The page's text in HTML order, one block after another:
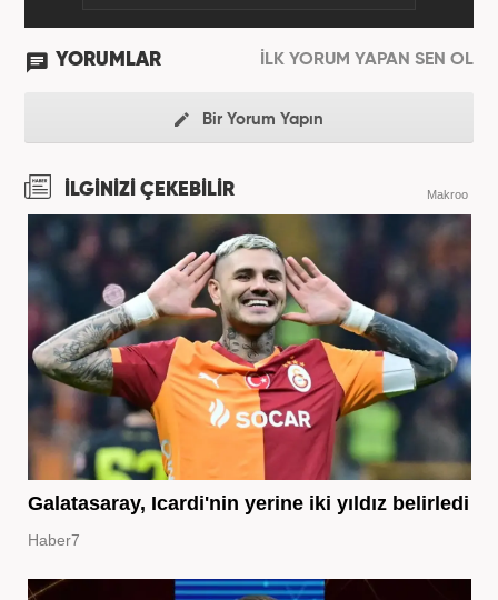
YORUMLAR İLK YORUM YAPAN SEN OL
Bir Yorum Yapın
İLGİNİZİ ÇEKEBİLİR Makroo
Galatasaray, Icardi'nin yerine iki yıldız belirledi
Haber7